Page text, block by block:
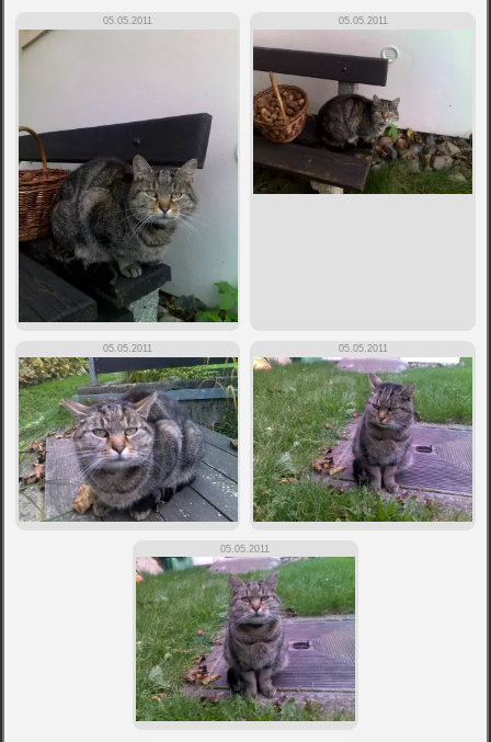
05.05.2011 05.05.2011
05.05.2011 05.05.2011
05.05.2011